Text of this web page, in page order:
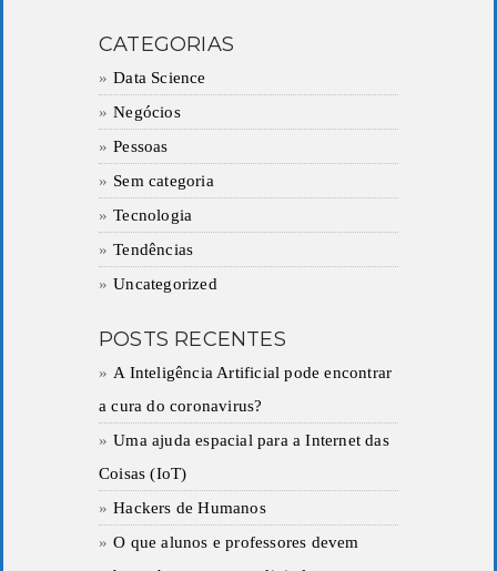
CATEGORIAS
Data Science
Negócios
Pessoas
Sem categoria
Tecnologia
Tendências
Uncategorized
POSTS RECENTES
A Inteligência Artificial pode encontrar
a cura do coronavirus?
Uma ajuda espacial para a Internet das
Coisas (IoT)
Hackers de Humanos
O que alunos e professores devem